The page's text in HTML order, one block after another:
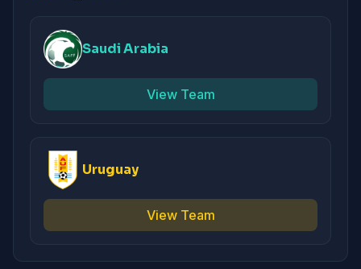
Saudi Arabia
View Team
Uruguay
View Team